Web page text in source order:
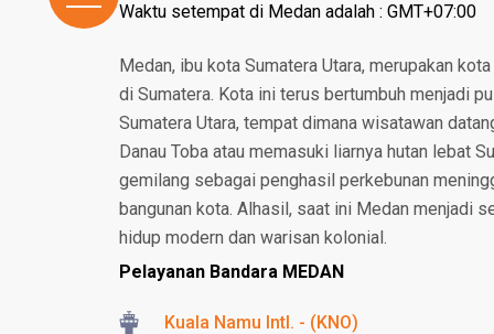
Waktu setempat di Medan adalah : GMT+07:00
Medan, ibu kota Sumatera Utara, merupakan
di Sumatera. Kota ini terus bertumbuh menjadi
Sumatera Utara, tempat dimana wisatawan
Danau Toba atau memasuki liarnya hutan lebat
gemilang sebagai penghasil perkebunan
bangunan kota. Alhasil, saat ini Medan menjadi
hidup modern dan warisan kolonial.
Pelayanan Bandara MEDAN
Kuala Namu Intl. - (KNO)